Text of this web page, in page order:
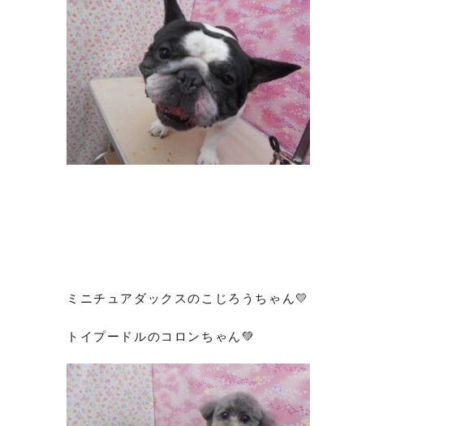
ミニチュアダックスのこじろうちゃん💛
トイプードルのコロンちゃん💚